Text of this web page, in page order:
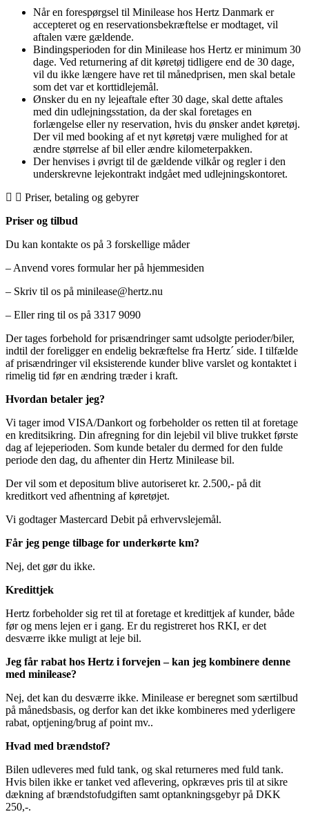
Når en forespørgsel til Minilease hos Hertz Danmark er
accepteret og en reservationsbekræftelse er modtaget, vil
aftalen være gældende.
Bindingsperioden for din Minilease hos Hertz er minimum 30
dage. Ved returnering af dit køretøj tidligere end de 30 dage,
vil du ikke længere have ret til månedprisen, men skal betale
som det var et korttidlejemål.
Ønsker du en ny lejeaftale efter 30 dage, skal dette aftales
med din udlejningsstation, da der skal foretages en
forlængelse eller ny reservation, hvis du ønsker andet køretøj.
Der vil med booking af et nyt køretøj være mulighed for at
ændre størrelse af bil eller ændre kilometerpakken.
Der henvises i øvrigt til de gældende vilkår og regler i den
underskrevne lejekontrakt indgået med udlejningskontoret.
Priser, betaling og gebyrer
Priser og tilbud
Du kan kontakte os på 3 forskellige måder
– Anvend vores formular her på hjemmesiden
– Skriv til os på minilease@hertz.nu
– Eller ring til os på 3317 9090
Der tages forbehold for prisændringer samt udsolgte perioder/biler,
indtil der foreligger en endelig bekræftelse fra Hertz´ side. I tilfælde
af prisændringer vil eksisterende kunder blive varslet og kontaktet i
rimelig tid før en ændring træder i kraft.
Hvordan betaler jeg?
Vi tager imod VISA/Dankort og forbeholder os retten til at foretage
en kreditsikring. Din afregning for din lejebil vil blive trukket første
dag af lejeperioden. Som kunde betaler du dermed for den fulde
periode den dag, du afhenter din Hertz Minilease bil.
Der vil som et depositum blive autoriseret kr. 2.500,- på dit
kreditkort ved afhentning af køretøjet.
Vi godtager Mastercard Debit på erhvervslejemål.
Får jeg penge tilbage for underkørte km?
Nej, det gør du ikke.
Kredittjek
Hertz forbeholder sig ret til at foretage et kredittjek af kunder, både
før og mens lejen er i gang. Er du registreret hos RKI, er det
desværre ikke muligt at leje bil.
Jeg får rabat hos Hertz i forvejen – kan jeg kombinere denne
med minilease?
Nej, det kan du desværre ikke. Minilease er beregnet som særtilbud
på månedsbasis, og derfor kan det ikke kombineres med yderligere
rabat, optjening/brug af point mv..
Hvad med brændstof?
Bilen udleveres med fuld tank, og skal returneres med fuld tank.
Hvis bilen ikke er tanket ved aflevering, opkræves pris til at sikre
dækning af brændstofudgiften samt optankningsgebyr på DKK
250,-.